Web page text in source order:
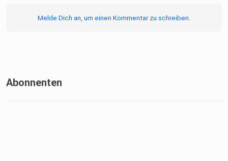
Melde Dich an, um einen Kommentar zu schreiben.
Abonnenten